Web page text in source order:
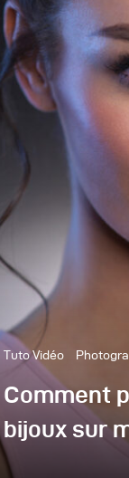
Tuto Vidéo
Comment
bijoux sur